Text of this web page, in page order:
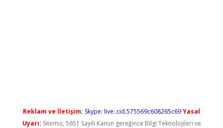
Reklam ve İletişim: Skype: live:.cid.575569c608265c69Yasal
Uyarı: Sitemiz, 5651 Sayılı Kanun gereğince Bilgi Teknolojileri ve